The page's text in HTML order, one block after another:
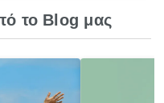
το Blog μας